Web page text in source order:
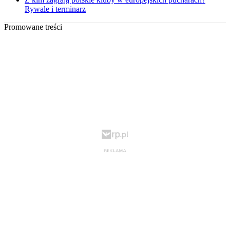
Rywale i terminarz
Promowane treści